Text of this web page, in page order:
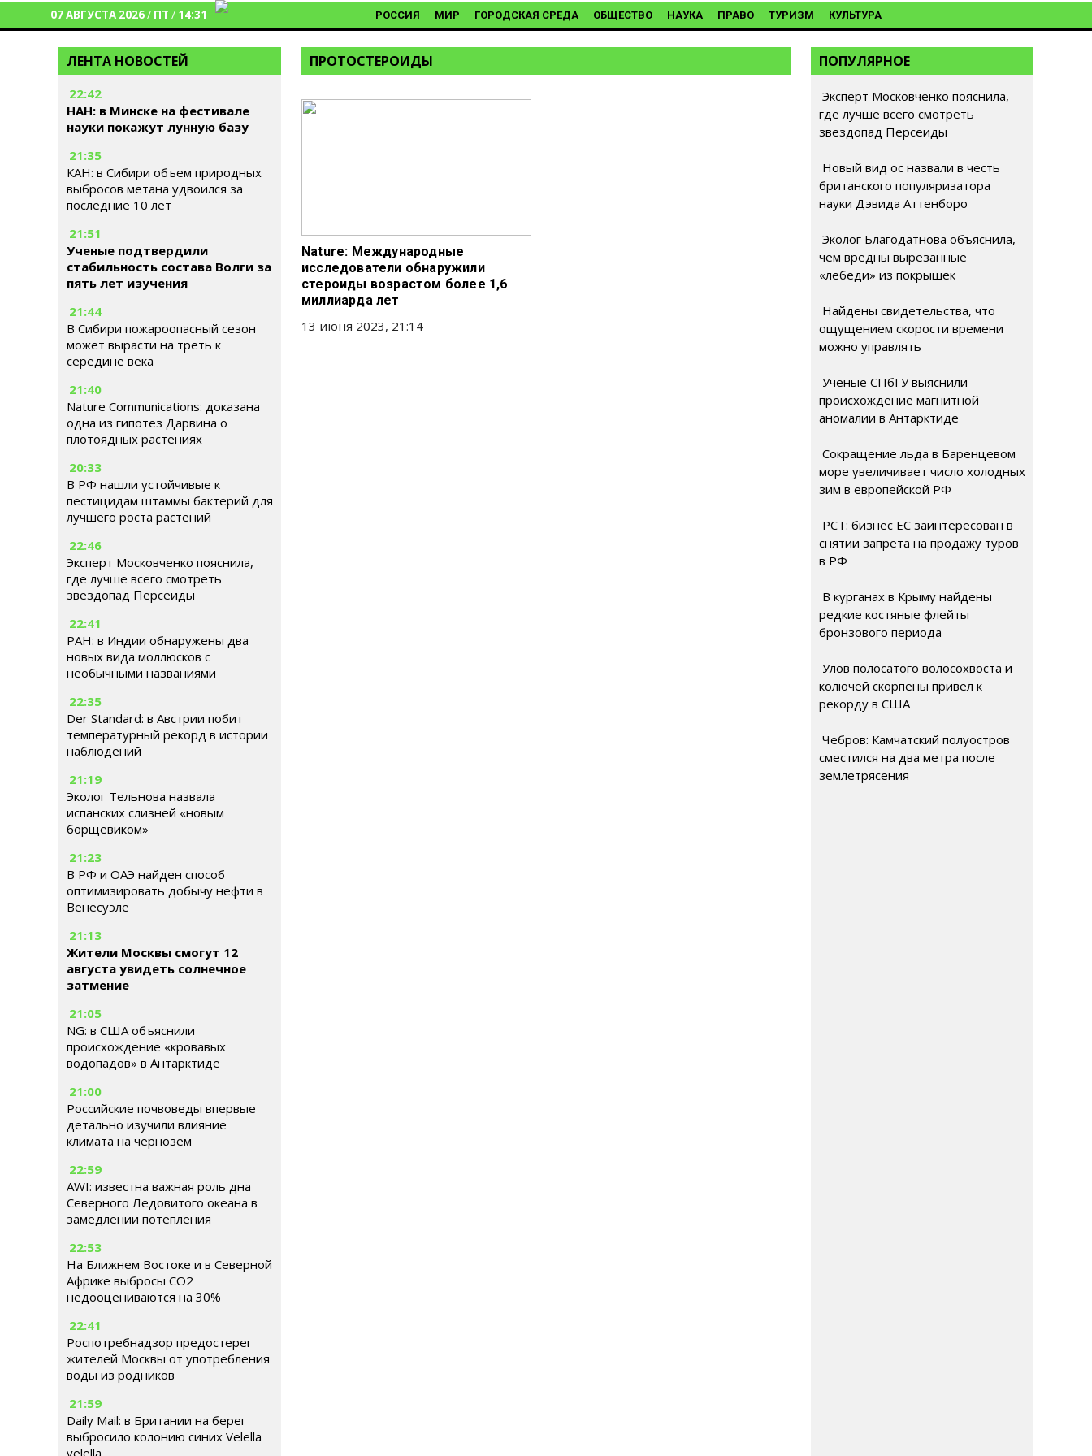
07 АВГУСТА 2026/ ПТ / 14:31 РОССИЯ МИР ГОРОДСКАЯ СРЕДА ОБЩЕСТВО НАУКА ПРАВО ТУРИЗМ КУЛЬТУРА
ЛЕНТА НОВОСТЕЙ
22:42
НАН: в Минске на фестивале
науки покажут лунную базу
21:35
КАН: в Сибири объем природных
выбросов метана удвоился за
последние 10 лет
21:51
Ученые подтвердили
стабильность состава Волги за
пять лет изучения
21:44
В Сибири пожароопасный сезон
может вырасти на треть к
середине века
21:40
Nature Communications: доказана
одна из гипотез Дарвина о
плотоядных растениях
20:33
В РФ нашли устойчивые к
пестицидам штаммы бактерий для
лучшего роста растений
22:46
Эксперт Московченко пояснила,
где лучше всего смотреть
звездопад Персеиды
22:41
РАН: в Индии обнаружены два
новых вида моллюсков с
необычными названиями
22:35
Der Standard: в Австрии побит
температурный рекорд в истории
наблюдений
21:19
Эколог Тельнова назвала
испанских слизней «новым
борщевиком»
21:23
В РФ и ОАЭ найден способ
оптимизировать добычу нефти в
Венесуэле
21:13
Жители Москвы смогут 12
августа увидеть солнечное
затмение
21:05
NG: в США объяснили
происхождение «кровавых
водопадов» в Антарктиде
21:00
Российские почвоведы впервые
детально изучили влияние
климата на чернозем
22:59
AWI: известна важная роль дна
Северного Ледовитого океана в
замедлении потепления
22:53
На Ближнем Востоке и в Северной
Африке выбросы CO2
недооцениваются на 30%
22:41
Роспотребнадзор предостерег
жителей Москвы от употребления
воды из родников
21:59
Daily Mail: в Британии на берег
выбросило колонию синих Velella
velella
ПРОТОСТЕРОИДЫ
Nature: Международные
исследователи обнаружили
стероиды возрастом более 1,6
миллиарда лет
13 июня 2023, 21:14
ПОПУЛЯРНОЕ
Эксперт Московченко пояснила,
где лучше всего смотреть
звездопад Персеиды
Новый вид ос назвали в честь
британского популяризатора
науки Дэвида Аттенборо
Эколог Благодатнова объяснила,
чем вредны вырезанные
«лебеди» из покрышек
Найдены свидетельства, что
ощущением скорости времени
можно управлять
Ученые СПбГУ выяснили
происхождение магнитной
аномалии в Антарктиде
Сокращение льда в Баренцевом
море увеличивает число холодных
зим в европейской РФ
РСТ: бизнес ЕС заинтересован в
снятии запрета на продажу туров
в РФ
В курганах в Крыму найдены
редкие костяные флейты
бронзового периода
Улов полосатого волосохвоста и
колючей скорпены привел к
рекорду в США
Чебров: Камчатский полуостров
сместился на два метра после
землетрясения